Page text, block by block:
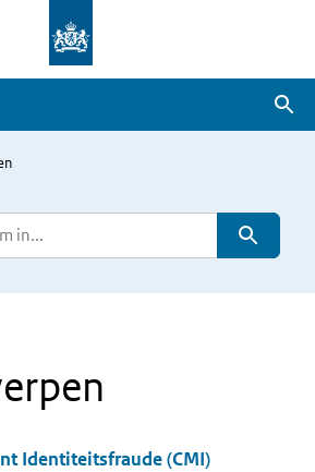
Zoeken
Identiteitsfraude (CMI)